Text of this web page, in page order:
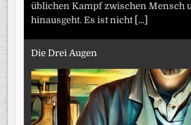
üblichen Kampf zwischen Mensch
hinausgeht. Es ist nicht [...]
Die Drei Augen